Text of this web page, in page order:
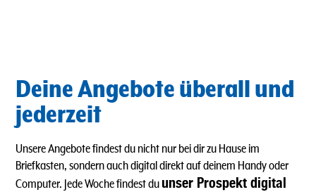
Deine Angebote überall und
jederzeit
Unsere Angebote findest du nicht nur bei dir zu Hause im
Briefkasten, sondern auch digital direkt auf deinem Handy oder
Computer. Jede Woche findest du unser Prospekt digital